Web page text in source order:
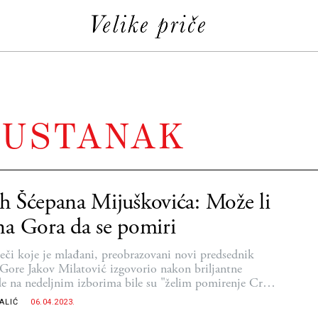
Šćepana Mijuškovića: Može li
Gora da se pomiri
koje je mlađani, preobrazovani novi predsednik
Jakov Milatović izgovorio nakon briljantne
na nedeljnim izborima bile su "želim pomirenje Crne
Koliko god lepo zvučalo, ova romantična poruka je
06.04.2023.